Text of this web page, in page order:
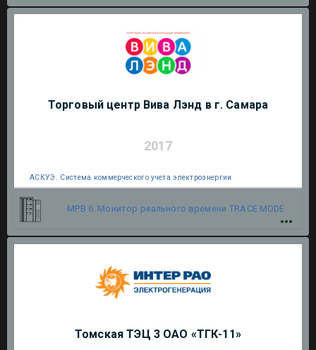
Торговый центр Вива Лэнд в г. Самара
2017
АСКУЭ. Система коммерческого учета электроэнергии
МРВ 6. Монитор реального времени TRACE MODE
Томская ТЭЦ 3 ОАО «ТГК-11»